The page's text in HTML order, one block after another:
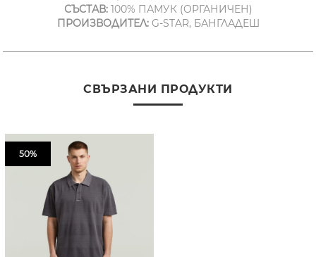
СЪСТАВ:100% ПАМУК (ОРГАНИЧЕН)
ПРОИЗВОДИТЕЛ:G-STAR, БАНГЛАДЕШ
СВЪРЗАНИ ПРОДУКТИ
50%